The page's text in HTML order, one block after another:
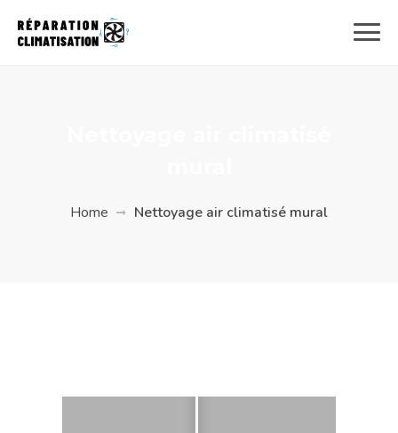
Home Nettoyage air climatisé mural